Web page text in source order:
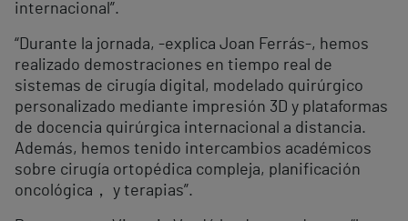
internacional”.
“Durante la jornada, -explica Joan Ferrás-, hemos
realizado demostraciones en tiempo real de
sistemas de cirugía digital, modelado quirúrgico
personalizado mediante impresión 3D y plataformas
de docencia quirúrgica internacional a distancia.
Además, hemos tenido intercambios académicos
sobre cirugía ortopédica compleja, planificación
oncológica， y terapias”.